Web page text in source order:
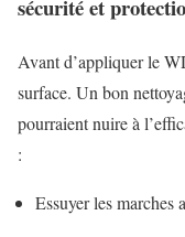
sécurité et
Avant d’appliquer le
surface. Un bon
pourraient nuire à
:
Essuyer les